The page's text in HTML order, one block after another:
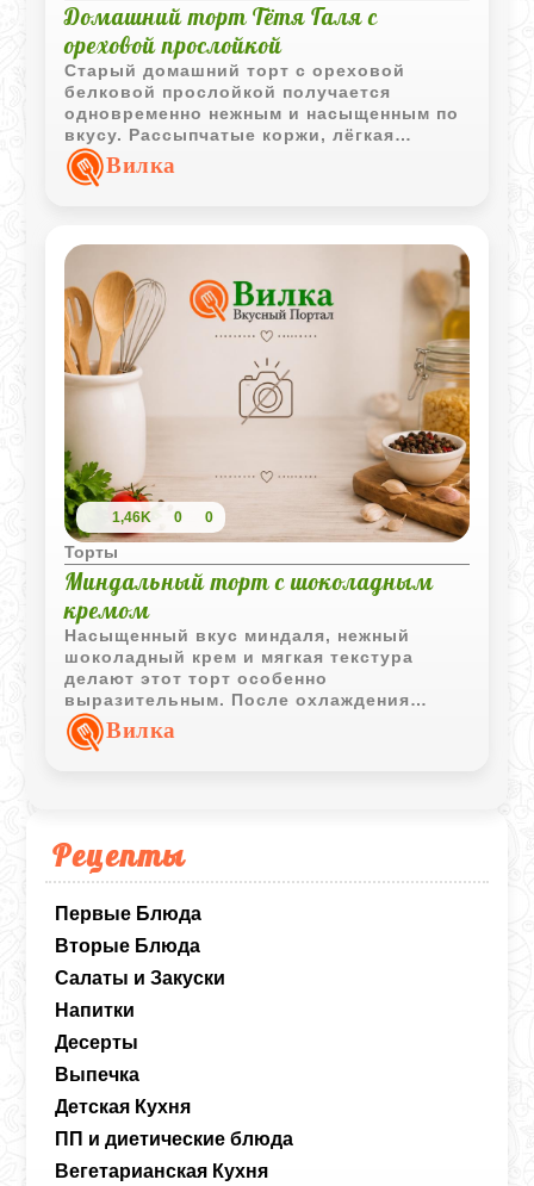
Рецепты
Первые Блюда
Вторые Блюда
Салаты и Закуски
Напитки
Десерты
Выпечка
Детская Кухня
ПП и диетические блюда
Вегетарианская Кухня
Домашний торт Тётя Галя с
ореховой прослойкой
Старый домашний торт с ореховой
белковой прослойкой получается
одновременно нежным и насыщенным по
вкусу. Рассыпчатые коржи, лёгкая
ореховая масса и тонкая глазурь
создают ту самую атмосферу домашней
Вилка
1,46K 0 0
Торты
Миндальный торт с шоколадным
кремом
Насыщенный вкус миндаля, нежный
шоколадный крем и мягкая текстура
делают этот торт особенно
выразительным. После охлаждения
десерт становится плотным, ароматным
и очень праздничным.
Вилка